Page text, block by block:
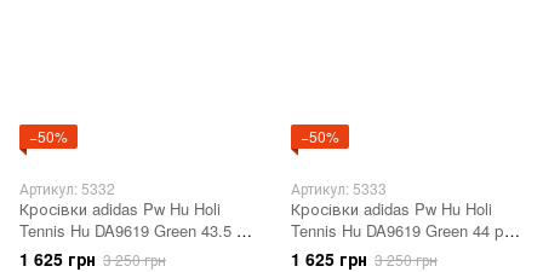
−50%
Артикул: 5332
Кросівки adidas Pw Hu Holi
Tennis Hu DA9619 Green 43.5 р
5332
1 625 грн 3 250 грн
−50%
Артикул: 5333
Кросівки adidas Pw Hu Holi
Tennis Hu DA9619 Green 44 р
5333
1 625 грн 3 250 грн